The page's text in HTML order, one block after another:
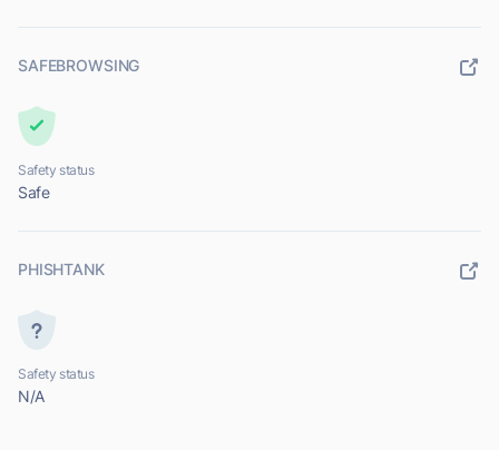
SAFEBROWSING
Safety status
Safe
PHISHTANK
Safety status
N/A